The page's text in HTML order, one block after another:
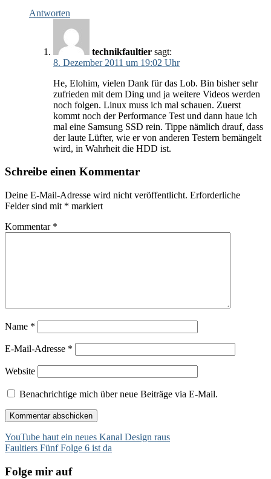
Antworten
technikfaultier sagt:
8. Dezember 2011 um 19:02 Uhr
He, Elohim, vielen Dank für das Lob. Bin bisher sehr
zufrieden mit dem Ding und ja weitere Videos werden
noch folgen. Linux muss ich mal schauen. Zuerst
kommt noch der Performance Test und dann haue ich
mal eine Samsung SSD rein. Tippe nämlich drauf, dass
der laute Lüfter, wie er von anderen Testern bemängelt
wird, in Wahrheit die HDD ist.
Schreibe einen Kommentar
Deine E-Mail-Adresse wird nicht veröffentlicht. Erforderliche
Felder sind mit * markiert
Kommentar *
Name *
E-Mail-Adresse *
Website
Benachrichtige mich über neue Beiträge via E-Mail.
Beitragsnavigation
YouTube haut ein neues Kanal Design raus
Faultiers Fünf Folge 6 ist da
Folge mir auf